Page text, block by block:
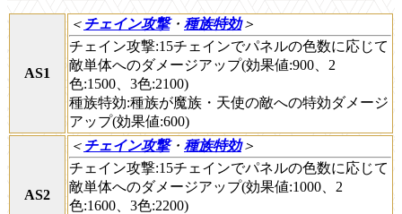
AS1
＜ チェイン攻撃・ 種族特効＞
チェイン攻撃:15チェインでパネルの色数に応じて
敵単体へのダメージアップ(効果値:900、2
色:1500、3色:2100)
種族特効:種族が魔族・天使の敵への特効ダメージ
アップ(効果値:600)
AS2
＜ チェイン攻撃・ 種族特効＞
チェイン攻撃:15チェインでパネルの色数に応じて
敵単体へのダメージアップ(効果値:1000、2
色:1600、3色:2200)